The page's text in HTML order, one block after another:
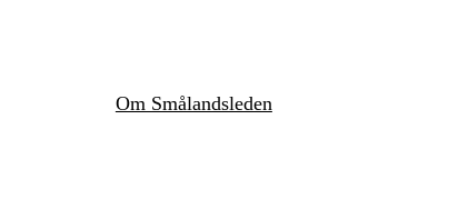
Om Smålandsleden